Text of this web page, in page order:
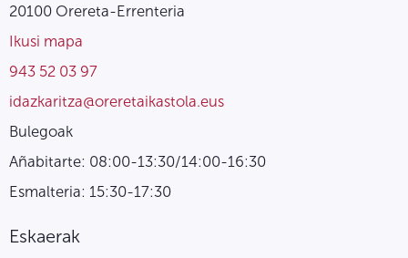
20100 Orereta-Errenteria
Ikusi mapa
943 52 03 97
idazkaritza@oreretaikastola.eus
Bulegoak
Añabitarte: 08:00-13:30/14:00-16:30
Esmalteria: 15:30-17:30
Eskaerak